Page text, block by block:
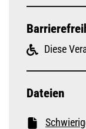
Diese
Dateien